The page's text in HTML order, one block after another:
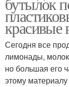
красивые
Сегодня все
лимонады,
но большая его
этому